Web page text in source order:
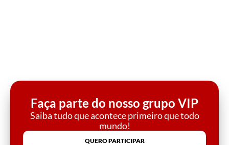
Faça parte do nosso grupo VIP
Saiba tudo que acontece primeiro que todo
mundo!
QUERO PARTICIPAR